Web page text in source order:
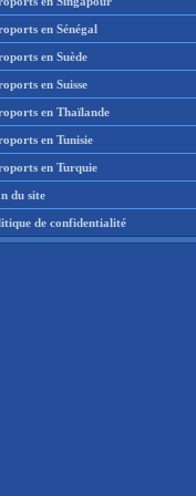
en Sénégal
en Suède
en Suisse
en Thaïlande
en Tunisie
en Turquie
du site
de confidentialité